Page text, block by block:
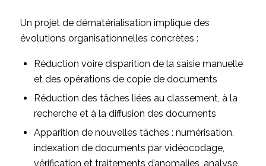
Un projet de dématérialisation implique des
évolutions organisationnelles concrètes :
Réduction voire disparition de la saisie manuelle
et des opérations de copie de documents
Réduction des tâches liées au classement, à la
recherche et à la diffusion des documents
Apparition de nouvelles tâches : numérisation,
indexation de documents par vidéocodage,
vérification et traitements d’anomalies, analyse